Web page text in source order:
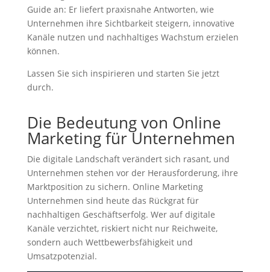
Guide an: Er liefert praxisnahe Antworten, wie
Unternehmen ihre Sichtbarkeit steigern, innovative
Kanäle nutzen und nachhaltiges Wachstum erzielen
können.
Lassen Sie sich inspirieren und starten Sie jetzt
durch.
Die Bedeutung von Online
Marketing für Unternehmen
Die digitale Landschaft verändert sich rasant, und
Unternehmen stehen vor der Herausforderung, ihre
Marktposition zu sichern. Online Marketing
Unternehmen sind heute das Rückgrat für
nachhaltigen Geschäftserfolg. Wer auf digitale
Kanäle verzichtet, riskiert nicht nur Reichweite,
sondern auch Wettbewerbsfähigkeit und
Umsatzpotenzial.